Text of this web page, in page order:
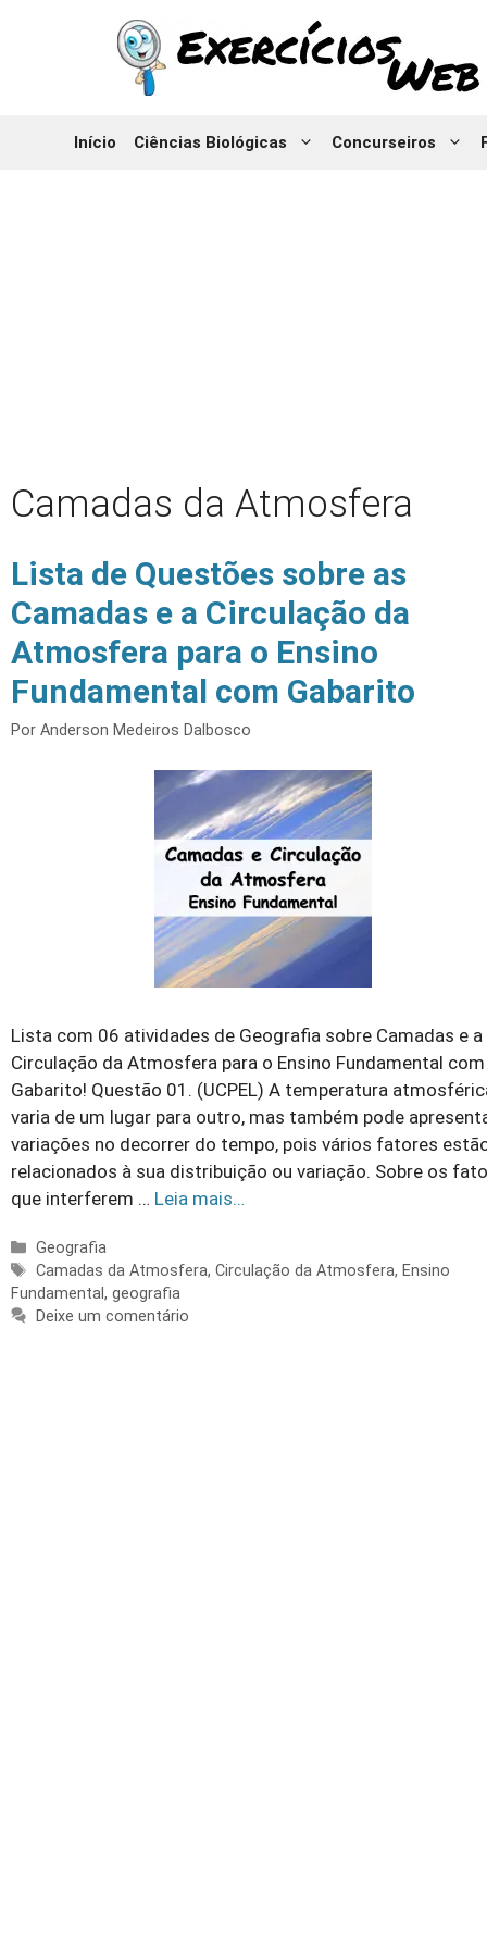
Início Ciências Biológicas Concurseiros
Camadas da Atmosfera
Lista de Questões sobre as
Camadas e a Circulação da
Atmosfera para o Ensino
Fundamental com Gabarito
Por Anderson Medeiros Dalbosco
Lista com 06 atividades de Geografia sobre Camadas e a
Circulação da Atmosfera para o Ensino Fundamental com
Gabarito! Questão 01. (UCPEL) A temperatura
varia de um lugar para outro, mas também pode
variações no decorrer do tempo, pois vários fatores
relacionados à sua distribuição ou variação. Sobre os
que interferem … Leia mais…
Categorias
Geografia
Tags
Camadas da Atmosfera,Circulação da Atmosfera, Ensino
Fundamental, geografia
Deixe um comentário